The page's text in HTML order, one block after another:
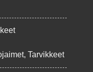
Tarvikkeet